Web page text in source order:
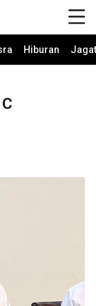
Hiburan Jagat